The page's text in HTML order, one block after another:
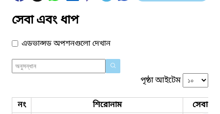
সেবা এবং ধাপ
এডভান্সড অপশনগুলো দেখান
পৃষ্ঠা আইটেম
নং শিরোনাম
সেবার